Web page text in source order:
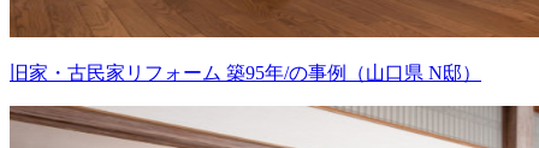
旧家・古民家リフォーム 築95年/の事例（山口県 N邸）